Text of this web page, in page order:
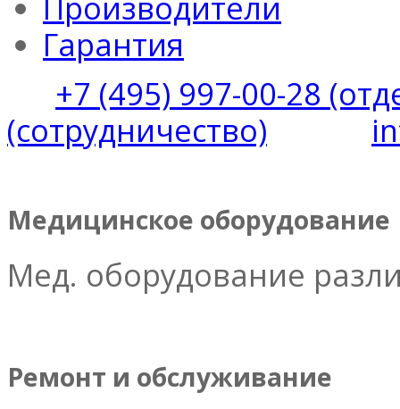
Гарантия
+7 (495) 997-00-28
(сотрудничество)
Медицинское оборудование
Мед. оборудование
Ремонт и обслуживание